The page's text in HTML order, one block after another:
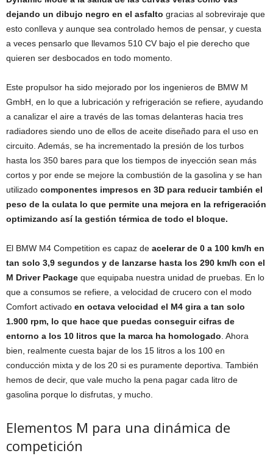
dejando un dibujo negro en el asfalto gracias al sobreviraje que
esto conlleva y aunque sea controlado hemos de pensar, y cuesta
a veces pensarlo que llevamos 510 CV bajo el pie derecho que
quieren ser desbocados en todo momento.
Este propulsor ha sido mejorado por los ingenieros de BMW M
GmbH, en lo que a lubricación y refrigeración se refiere, ayudando
a canalizar el aire a través de las tomas delanteras hacia tres
radiadores siendo uno de ellos de aceite diseñado para el uso en
circuito. Además, se ha incrementado la presión de los turbos
hasta los 350 bares para que los tiempos de inyección sean más
cortos y por ende se mejore la combustión de la gasolina y se han
utilizado componentes impresos en 3D para reducir también el
peso de la culata lo que permite una mejora en la refrigeración
optimizando así la gestión térmica de todo el bloque.
El BMW M4 Competition es capaz de acelerar de 0 a 100 km/h en
tan solo 3,9 segundos y de lanzarse hasta los 290 km/h con el
M Driver Package que equipaba nuestra unidad de pruebas. En lo
que a consumos se refiere, a velocidad de crucero con el modo
Comfort activado en octava velocidad el M4 gira a tan solo
1.900 rpm, lo que hace que puedas conseguir cifras de
entorno a los 10 litros que la marca ha homologado. Ahora
bien, realmente cuesta bajar de los 15 litros a los 100 en
conducción mixta y de los 20 si es puramente deportiva. También
hemos de decir, que vale mucho la pena pagar cada litro de
gasolina porque lo disfrutas, y mucho.
Elementos M para una dinámica de
competición